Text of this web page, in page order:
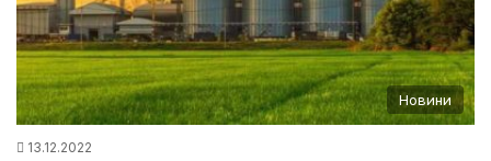
Новини
13.12.2022